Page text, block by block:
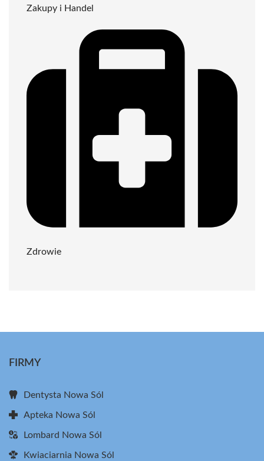
Zakupy i Handel
Zdrowie
FIRMY
Dentysta Nowa Sól
Apteka Nowa Sól
Lombard Nowa Sól
Kwiaciarnia Nowa Sól